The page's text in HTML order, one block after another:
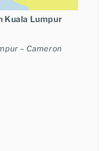
Kuala Lumpur
– Cameron